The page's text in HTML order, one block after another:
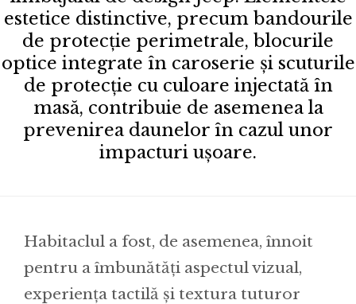
estetice distinctive, precum bandourile
de protecție perimetrale, blocurile
optice integrate în caroserie și scuturile
de protecție cu culoare injectată în
masă, contribuie de asemenea la
prevenirea daunelor în cazul unor
impacturi ușoare.
Habitaclul a fost, de asemenea, înnoit
pentru a îmbunătăți aspectul vizual,
experiența tactilă și textura tuturor